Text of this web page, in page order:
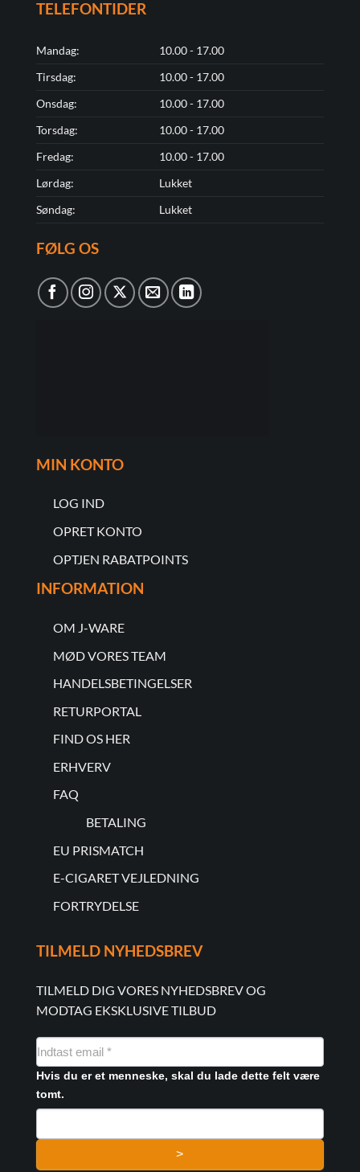
TELEFONTIDER
Mandag:
10.00 - 17.00
Tirsdag:
10.00 - 17.00
Onsdag:
10.00 - 17.00
Torsdag:
10.00 - 17.00
Fredag:
10.00 - 17.00
Lørdag:
Lukket
Søndag:
Lukket
FØLG OS
MIN KONTO
LOG IND
OPRET KONTO
OPTJEN RABATPOINTS
INFORMATION
OM J-WARE
MØD VORES TEAM
HANDELSBETINGELSER
RETURPORTAL
FIND OS HER
ERHVERV
FAQ
BETALING
EU PRISMATCH
E-CIGARET VEJLEDNING
FORTRYDELSE
TILMELD NYHEDSBREV
TILMELD DIG VORES NYHEDSBREV OG
MODTAG EKSKLUSIVE TILBUD
NYHEDSMAIL
FORMULAR
Hvis du er et menneske, skal du lade dette felt være
tomt.
>